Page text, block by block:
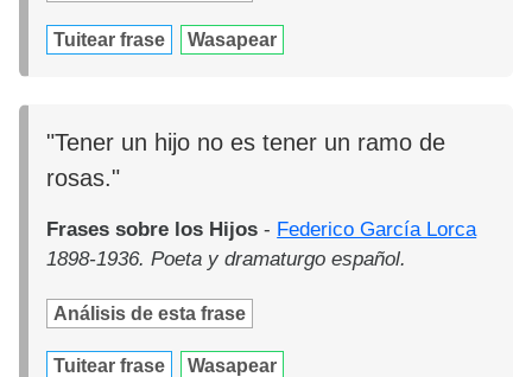
Tuitear frase Wasapear
"Tener un hijo no es tener un ramo de
rosas."
Frases sobre los Hijos - Federico García Lorca
1898-1936. Poeta y dramaturgo español.
Análisis de esta frase
Tuitear frase Wasapear